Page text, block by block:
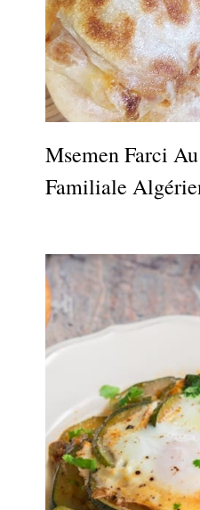
Msemen Farci
Familiale